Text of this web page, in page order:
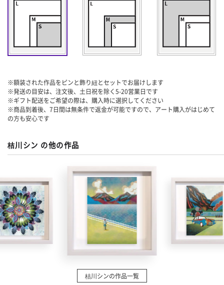
※額装された作品をピンと飾り紐とセットでお届けします
※発送の目安は、注文後、土日祝を除く5-20営業日です
※ギフト配送をご希望の際は、購入時に選択してください
※商品到着後、7日間は無条件で返金が可能ですので、アート購入がはじめて
の方も安心です
桔川シン の他の作品
桔川シンの作品一覧